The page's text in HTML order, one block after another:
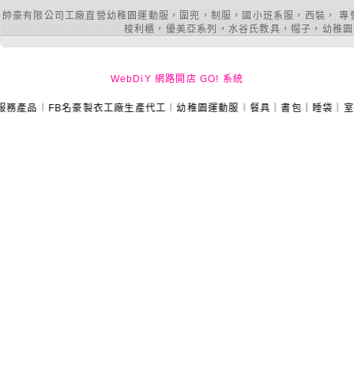
帥豪有限公司工廠直營幼稚園運動服，圍兜，制服，國小班系服，西裝，
梭利櫃，優美亞系列，水谷氏教具，帽子，幼稚
WebDiY 網路開店 GO! 系統
︱FB名豪製衣工廠生產代工︱幼稚園運動服︱餐具｜書包｜睡袋｜室內